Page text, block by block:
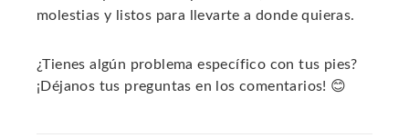
molestias y listos para llevarte a donde quieras.
¿Tienes algún problema específico con tus pies?
¡Déjanos tus preguntas en los comentarios! 😊